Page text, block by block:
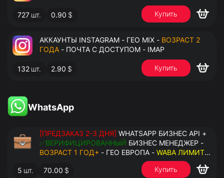
727 шт. 0.90 $ Купить
АККАУНТЫ INSTAGRAM - ГЕО MIX - ВОЗРАСТ 2
ГОДА - ПОЧТА С ДОСТУПОМ - IMAP
132 шт. 2.90 $ Купить
WhatsApp
[ПРЕДЗАКАЗ 2-3 ДНЯ] WHATSAPP БИЗНЕС API +
✅ВЕРИФИЦИРОВАННЫЙ БИЗНЕС МЕНЕДЖЕР -
ВОЗРАСТ 1 ГОД+ - ГЕО ЕВРОПА - WABA ЛИМИТ
- ДОСТУПНО К ПРИВЯЗКЕ ДО 20
НОМЕРОВ - ПРАВА АДМИНИСТРАТОРА
5 шт. 70.00 $ Купить